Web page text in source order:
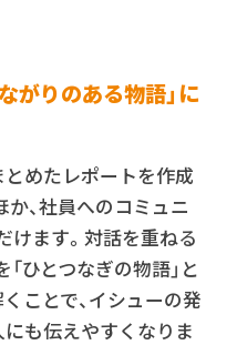
がりのある物語」に
とめたレポートを作成
、社員へのコミュニ
けます。対話を重ねる
ひとつなぎの物語」と
ことで、イシューの発
にも伝えやすくなりま